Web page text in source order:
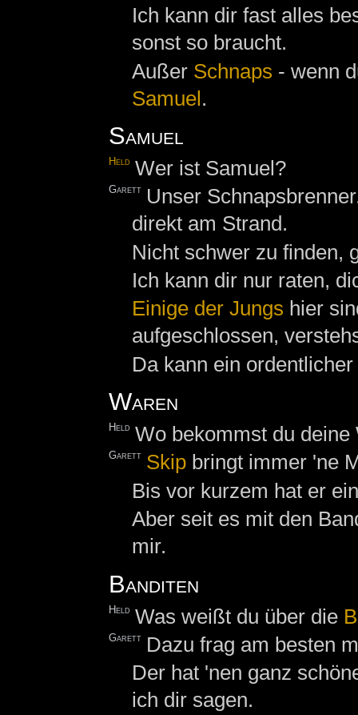
Ich kann dir fast alles
sonst so braucht.
Außer Schnaps - wenn
Samuel.
Samuel
Held Wer ist Samuel?
Garett Unser
direkt am Strand.
Nicht schwer zu finden,
Ich kann dir nur raten,
Einige der Jungs hier
aufgeschlossen,
Da kann ein
Waren
Held Wo bekommst du deine
Garett Skip bringt immer 'ne
Bis vor kurzem hat er
Aber seit es mit den
mir.
Banditen
Held Was weißt du über die
Garett Dazu frag am besten
Der hat 'nen ganz
ich dir sagen.